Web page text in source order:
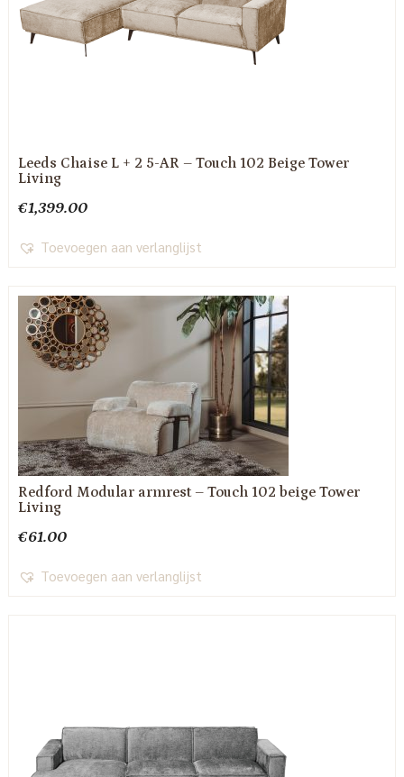
Leeds Chaise L + 2 5-AR – Touch 102 Beige Tower
Living
€1,399.00
Toevoegen aan verlanglijst
Redford Modular armrest – Touch 102 beige Tower
Living
€61.00
Toevoegen aan verlanglijst